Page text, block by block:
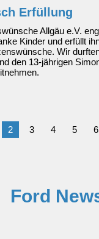
Erfüllung
Allgäu e.V.
Kinder und erfüllt
Wir
den 13-jährigen
2 3 4 5 6
Ford